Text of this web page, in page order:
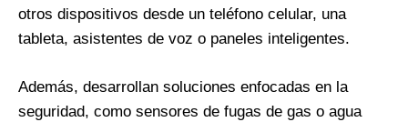
otros dispositivos desde un teléfono celular, una
tableta, asistentes de voz o paneles inteligentes.
Además, desarrollan soluciones enfocadas en la
seguridad, como sensores de fugas de gas o agua